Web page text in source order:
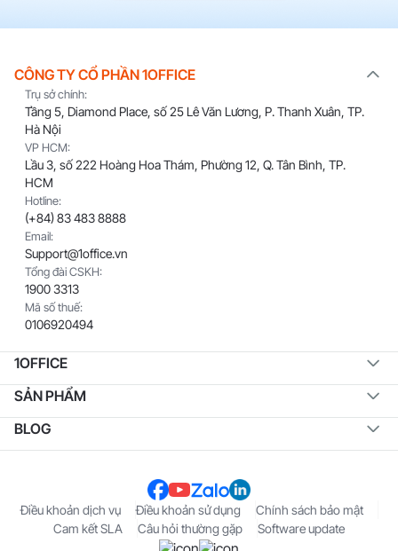
CÔNG TY CỔ PHẦN 1OFFICE
Trụ sở chính:
Tầng 5, Diamond Place, số 25 Lê Văn Lương, P. Thanh Xuân, TP.
Hà Nội
VP HCM:
Lầu 3, số 222 Hoàng Hoa Thám, Phường 12, Q. Tân Bình, TP.
HCM
Hotline:
(+84) 83 483 8888
Email:
Support@1office.vn
Tổng đài CSKH:
1900 3313
Mã số thuế:
0106920494
1OFFICE
SẢN PHẨM
BLOG
Điều khoản dịch vụ Điều khoản sử dụng
Chính sách bảo mật
Cam kết SLA
Câu hỏi thường gặp Software update